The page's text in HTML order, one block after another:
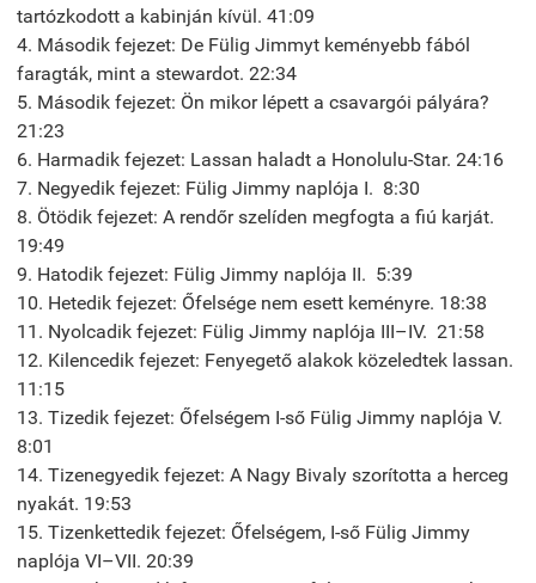
tartózkodott a kabinján kívül. 41:09
4. Második fejezet: De Fülig Jimmyt keményebb fából
faragták, mint a stewardot. 22:34
5. Második fejezet: Ön mikor lépett a csavargói pályára?
21:23
6. Harmadik fejezet: Lassan haladt a Honolulu-Star. 24:16
7. Negyedik fejezet: Fülig Jimmy naplója I. 8:30
8. Ötödik fejezet: A rendőr szelíden megfogta a fiú karját.
19:49
9. Hatodik fejezet: Fülig Jimmy naplója II. 5:39
10. Hetedik fejezet: Őfelsége nem esett keményre. 18:38
11. Nyolcadik fejezet: Fülig Jimmy naplója III–IV. 21:58
12. Kilencedik fejezet: Fenyegető alakok közeledtek lassan.
11:15
13. Tizedik fejezet: Őfelségem I-ső Fülig Jimmy naplója V.
8:01
14. Tizenegyedik fejezet: A Nagy Bivaly szorította a herceg
nyakát. 19:53
15. Tizenkettedik fejezet: Őfelségem, I-ső Fülig Jimmy
naplója VI–VII. 20:39